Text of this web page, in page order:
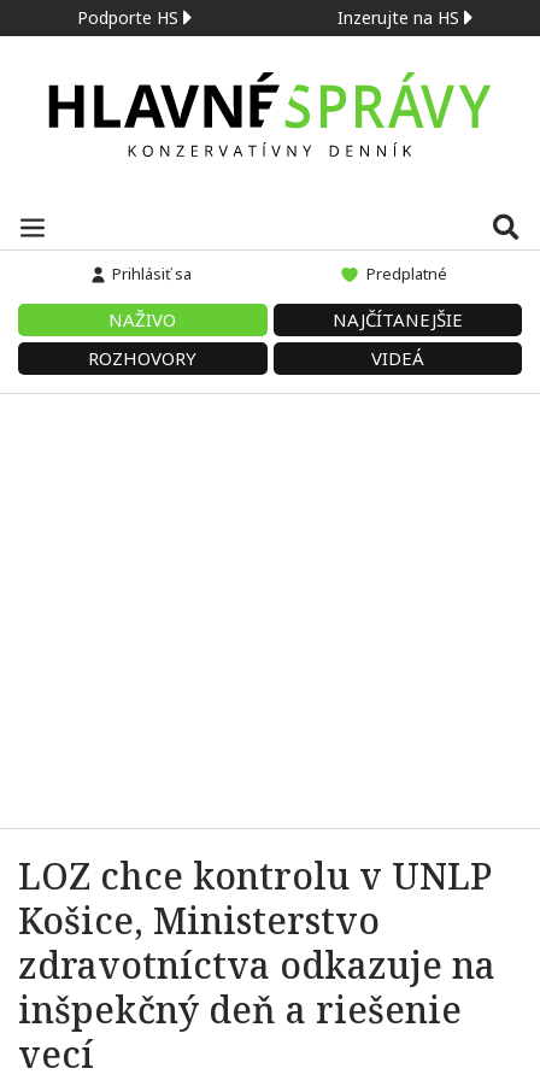
Podporte HS Inzerujte na HS
Prihlásiť sa Predplatné
NAŽIVO
NAJČÍTANEJŠIE
ROZHOVORY
VIDEÁ
LOZ chce kontrolu v UNLP
Košice, Ministerstvo
zdravotníctva odkazuje na
inšpekčný deň a riešenie
vecí